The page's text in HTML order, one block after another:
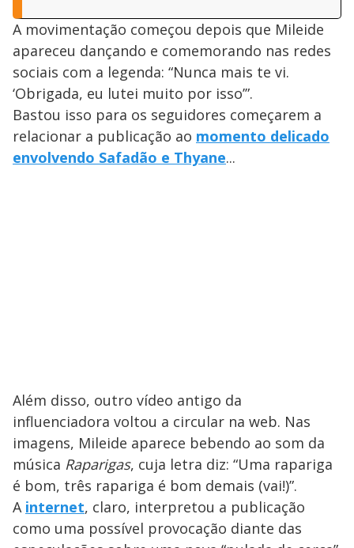
A movimentação começou depois que Mileide
apareceu dançando e comemorando nas redes
sociais com a legenda: “Nunca mais te vi.
‘Obrigada, eu lutei muito por isso’”.
Bastou isso para os seguidores começarem a
relacionar a publicação ao momento delicado
envolvendo Safadão e Thyane...
Além disso, outro vídeo antigo da
influenciadora voltou a circular na web. Nas
imagens, Mileide aparece bebendo ao som da
música Raparigas, cuja letra diz: “Uma rapariga
é bom, três rapariga é bom demais (vai!)”.
A internet, claro, interpretou a publicação
como uma possível provocação diante das